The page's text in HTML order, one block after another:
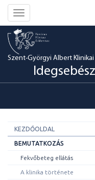
Toggle
navigation
Szent-Györgyi Albert
KEZDŐOLDAL
BEMUTATKOZÁS
Fekvőbeteg ellátás
A klinika története